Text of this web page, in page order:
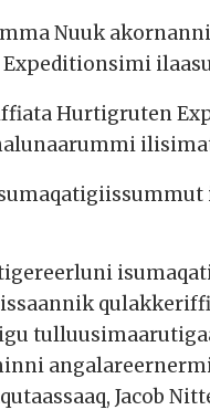
Nuuk
Hurtigruten
Jacob